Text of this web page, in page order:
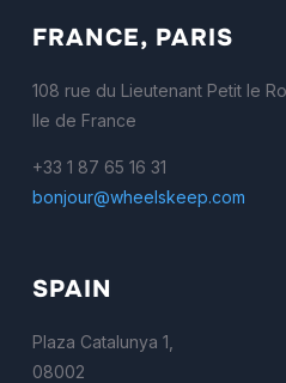
FRANCE, PARIS
108 rue du Lieutenant Petit le
Ile de France
+33 1 87 65 16 31
bonjour@wheelskeep.com
SPAIN
Plaza Catalunya 1,
08002